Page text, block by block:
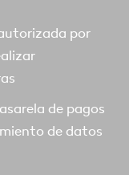
por
de pagos
de datos